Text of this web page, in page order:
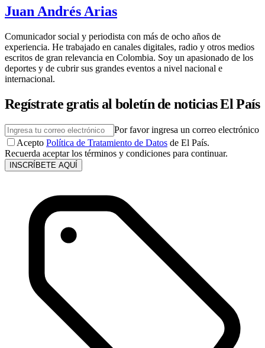
Juan Andrés Arias
Comunicador social y periodista con más de ocho años de
experiencia. He trabajado en canales digitales, radio y otros medios
escritos de gran relevancia en Colombia. Soy un apasionado de los
deportes y de cubrir sus grandes eventos a nivel nacional e
internacional.
Regístrate gratis al boletín de noticias El País
Por favor ingresa un correo electrónico
Acepto Política de Tratamiento de Datos de El País.
Recuerda aceptar los términos y condiciones para continuar.
INSCRÍBETE AQUÍ